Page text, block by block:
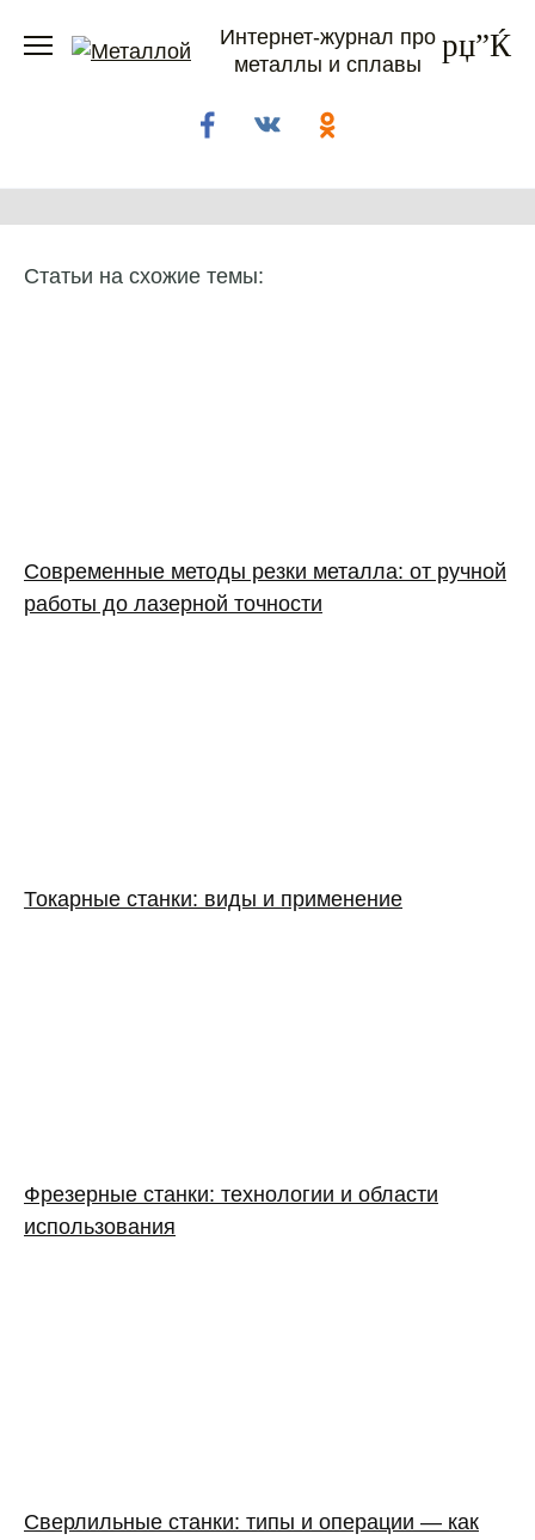
Интернет-журнал про
металлы и сплавы
Статьи на схожие темы:
Современные методы резки металла: от ручной
работы до лазерной точности
Токарные станки: виды и применение
Фрезерные станки: технологии и области
использования
Сверлильные станки: типы и операции — как